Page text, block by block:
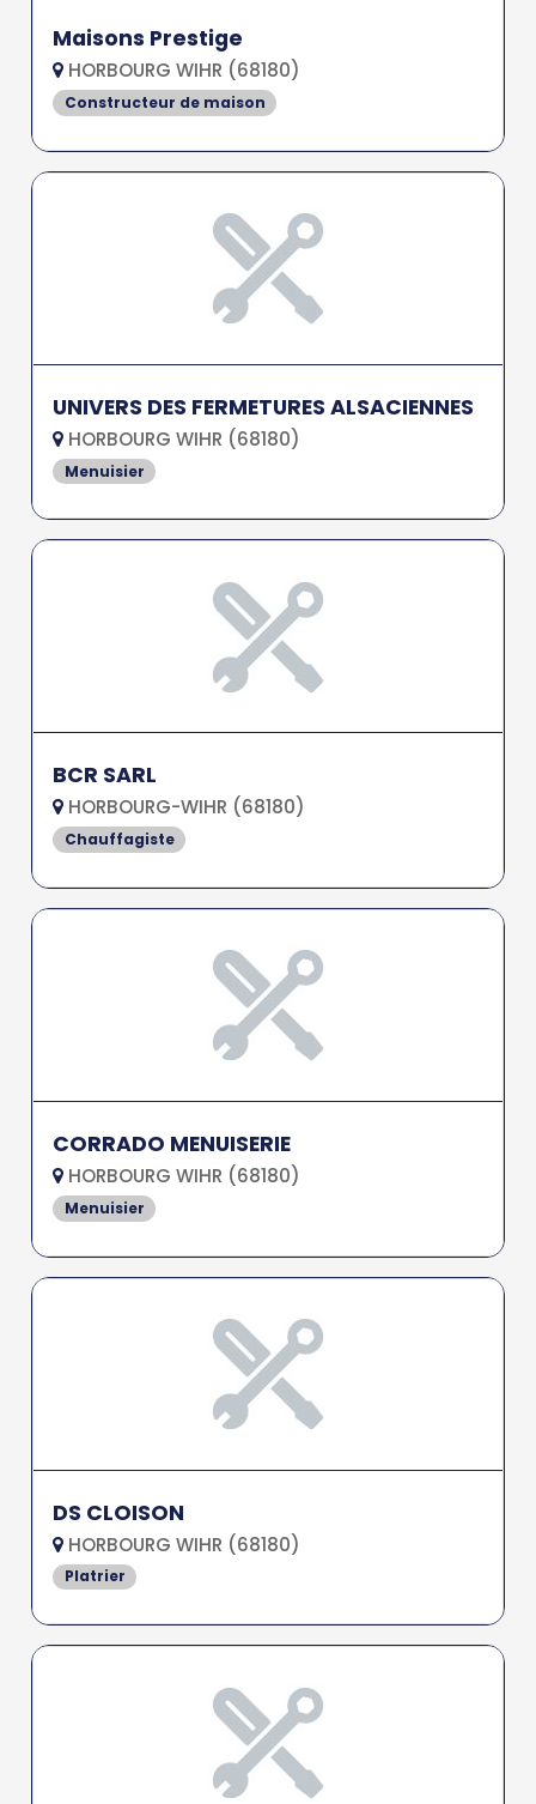
Maisons Prestige
HORBOURG WIHR (68180)
Constructeur de maison
UNIVERS DES FERMETURES ALSACIENNES
HORBOURG WIHR (68180)
Menuisier
BCR SARL
HORBOURG-WIHR (68180)
Chauffagiste
CORRADO MENUISERIE
HORBOURG WIHR (68180)
Menuisier
DS CLOISON
HORBOURG WIHR (68180)
Platrier